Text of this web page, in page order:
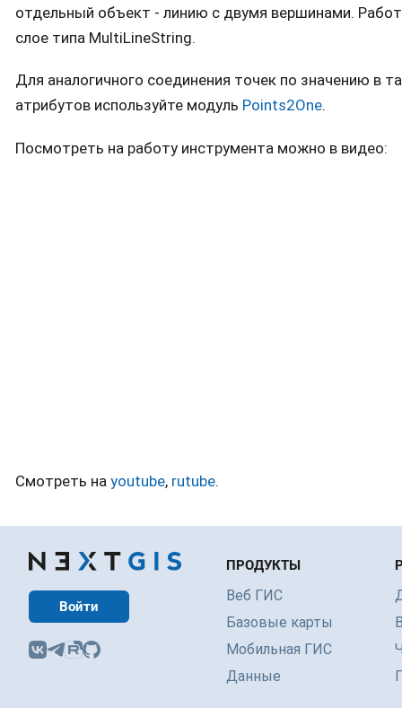
отдельный объект - линию с двумя вершинами.
слое типа MultiLineString.
Для аналогичного соединения точек по значению в
атрибутов используйте модуль Points2One.
Посмотреть на работу инструмента можно в видео:
Смотреть на youtube, rutube.
Войти
ПРОДУКТЫ
Веб ГИС
Базовые карты
Мобильная ГИС
Данные